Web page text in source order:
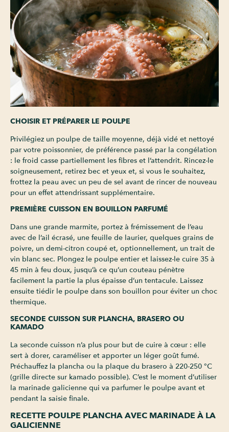
CHOISIR ET PRÉPARER LE POULPE
Privilégiez un poulpe de taille moyenne, déjà vidé et nettoyé
par votre poissonnier, de préférence passé par la congélation
: le froid casse partiellement les fibres et l’attendrit. Rincez-le
soigneusement, retirez bec et yeux et, si vous le souhaitez,
frottez la peau avec un peu de sel avant de rincer de nouveau
pour un effet attendrissant supplémentaire.
PREMIÈRE CUISSON EN BOUILLON PARFUMÉ
Dans une grande marmite, portez à frémissement de l’eau
avec de l’ail écrasé, une feuille de laurier, quelques grains de
poivre, un demi-citron coupé et, optionnellement, un trait de
vin blanc sec. Plongez le poulpe entier et laissez-le cuire 35 à
45 min à feu doux, jusqu’à ce qu’un couteau pénètre
facilement la partie la plus épaisse d’un tentacule. Laissez
ensuite tiédir le poulpe dans son bouillon pour éviter un choc
thermique.
SECONDE CUISSON SUR PLANCHA, BRASERO OU
KAMADO
La seconde cuisson n’a plus pour but de cuire à cœur : elle
sert à dorer, caraméliser et apporter un léger goût fumé.
Préchauffez la plancha ou la plaque du brasero à 220-250 °C
(grille directe sur kamado possible). C’est le moment d’utiliser
la marinade galicienne qui va parfumer le poulpe avant et
pendant la saisie finale.
RECETTE POULPE PLANCHA AVEC MARINADE À LA
GALICIENNE